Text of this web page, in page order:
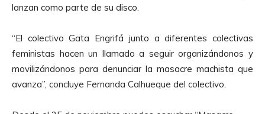
lanzan como parte de su disco.
“El colectivo Gata Engrifá junto a diferentes colectivas
feministas hacen un llamado a seguir organizándonos y
movilizándonos para denunciar la masacre machista que
avanza”, concluye Fernanda Calhueque del colectivo.